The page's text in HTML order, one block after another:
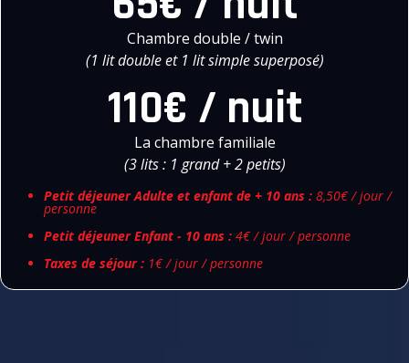
Chambre double / twin
(1 lit double et 1 lit simple superposé)
110€ / nuit
La chambre familiale
(3 lits : 1 grand + 2 petits)
Petit déjeuner Adulte et enfant de + 10 ans : 8,50€ / jour /
personne
Petit déjeuner Enfant - 10 ans : 4€ / jour / personne
Taxes de séjour : 1€ / jour / personne